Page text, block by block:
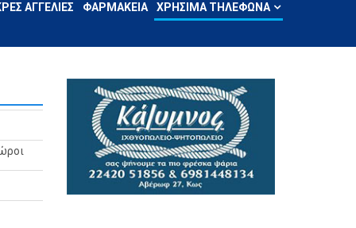
ΑΓΓΕΛΊΕΣ ΦΑΡΜΑΚΕΊΑ ΧΡΉΣΙΜΑ ΤΗΛΈΦΩΝΑ